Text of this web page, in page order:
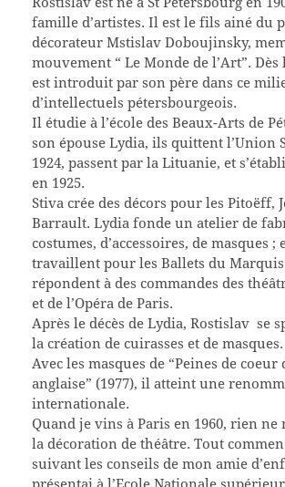
famille d’artistes. Il est le fils ainé du
décorateur Mstislav Doboujinsky,
mouvement “ Le Monde de l’Art”. Dès
est introduit par son père dans ce
d’intellectuels pétersbourgeois.
Il étudie à l’école des Beaux-Arts de
son épouse Lydia, ils quittent l’Union
1924, passent par la Lituanie, et
en 1925.
Stiva crée des décors pour les Pitoëff,
Barrault. Lydia fonde un atelier de
costumes, d’accessoires, de masques ;
travaillent pour les Ballets du Marquis
répondent à des commandes des
et de l’Opéra de Paris.
Après le décès de Lydia, Rostislav se
la création de cuirasses et de masques.
Avec les masques de “Peines de coeur
anglaise” (1977), il atteint une
internationale.
Quand je vins à Paris en 1960, rien ne
la décoration de théâtre. Tout
suivant les conseils de mon amie